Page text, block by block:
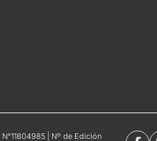
| Nº de Edición